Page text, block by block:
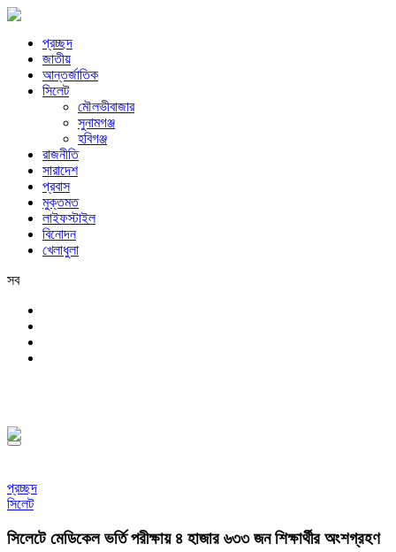
প্রচ্ছদ
জাতীয়
আন্তর্জাতিক
সিলেট
মৌলভীবাজার
সুনামগঞ্জ
হবিগঞ্জ
রাজনীতি
সারাদেশ
প্রবাস
মুক্তমত
লাইফস্টাইল
বিনোদন
খেলাধুলা
সব
প্রচ্ছদ
সিলেট
সিলেটে মেডিকেল ভর্তি পরীক্ষায় ৪ হাজার ৬৩৩ জন শিক্ষার্থীর অংশগ্রহণ